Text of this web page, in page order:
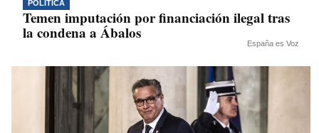
POLÍTICA
Temen imputación por financiación ilegal tras
la condena a Ábalos
España es Voz